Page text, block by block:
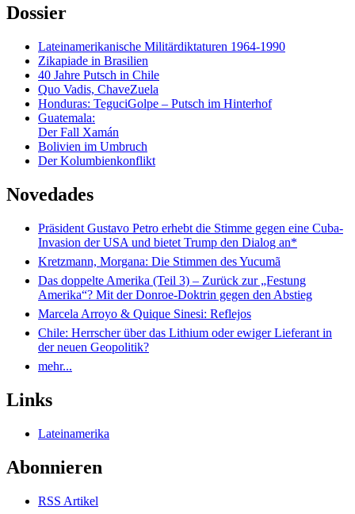
Dossier
Lateinamerikanische Militärdiktaturen 1964-1990
Zikapiade in Brasilien
40 Jahre Putsch in Chile
Quo Vadis, ChaveZuela
Honduras: TeguciGolpe – Putsch im Hinterhof
Guatemala:
Der Fall Xamán
Bolivien im Umbruch
Der Kolumbienkonflikt
Novedades
Präsident Gustavo Petro erhebt die Stimme gegen eine Cuba-
Invasion der USA und bietet Trump den Dialog an*
Kretzmann, Morgana: Die Stimmen des Yucumã
Das doppelte Amerika (Teil 3) – Zurück zur „Festung
Amerika“? Mit der Donroe-Doktrin gegen den Abstieg
Marcela Arroyo & Quique Sinesi: Reflejos
Chile: Herrscher über das Lithium oder ewiger Lieferant in
der neuen Geopolitik?
mehr...
Links
Lateinamerika
Abonnieren
RSS Artikel